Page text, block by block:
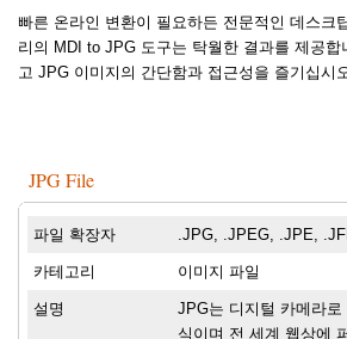
빠른 온라인 변환이 필요하든 전문적인 데스크
리의 MDI to JPG 도구는 탁월한 결과를 제공
고 JPG 이미지의 간단함과 접근성을 즐기십시
JPG File
파일 확장자 .JPG, .JPEG, .JPE,
카테고리 이미지 파일
설명
JPG는 디지털 카메라
식이며 전 세계 웹상에